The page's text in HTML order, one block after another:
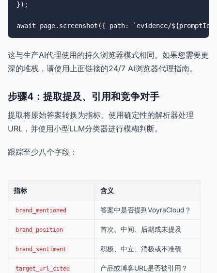
});
await page.screenshot({ path: `evidence/
这与生产AI代理使用的持久浏览器模式相同。如果您需要更
深的堆栈，请使用上面链接的24/7 AI浏览器代理指南。
步骤4：提取提及、引用和竞争对手
提取将原始答案转换为指标。使用确定性的解析器处理
URL，并使用小型LLM分类器进行模糊判断。
跟踪至少八个字段：
指标 含义
brand_mentioned 答案中是否提到VoyraCloud？
brand_position 首次、中间、后期或未提及
brand_sentiment 积极、中立、消极或不准确
target_url_cited 产品或博客URL是否被引用？